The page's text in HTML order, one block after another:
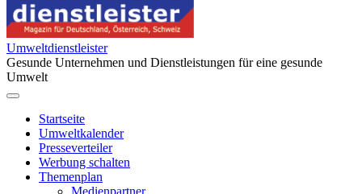
Umweltdienstleister
Gesunde Unternehmen und Dienstleistungen für eine gesunde
Umwelt
Startseite
Umweltkalender
Presseverteiler
Werbung schalten
Themenplan
Medienpartner